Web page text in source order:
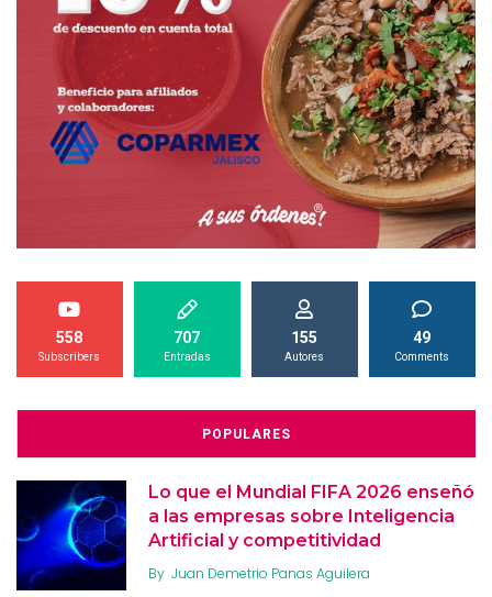
558
Subscribers
707
Entradas
155
Autores
49
Comments
POPULARES
Lo que el Mundial FIFA 2026 enseñó
a las empresas sobre Inteligencia
Artificial y competitividad
By Juan Demetrio Panas Aguilera